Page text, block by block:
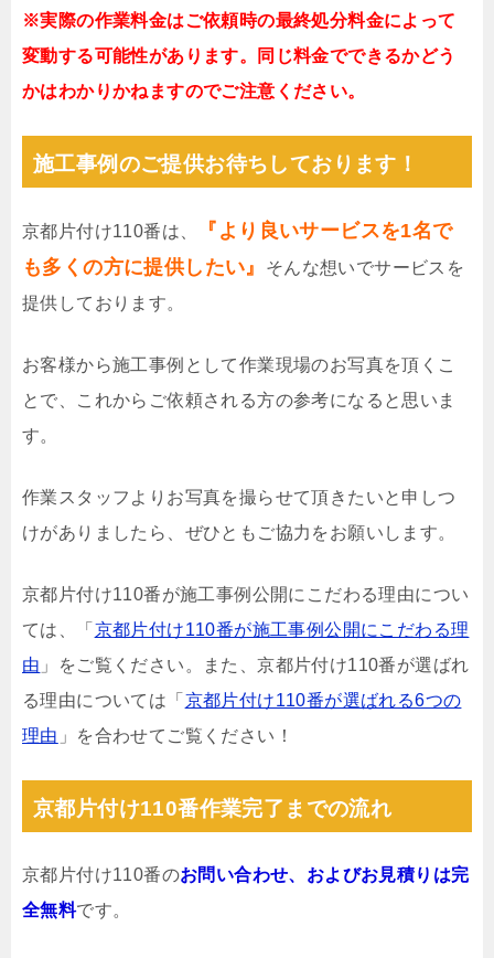
※実際の作業料金はご依頼時の最終処分料金によって
変動する可能性があります。同じ料金でできるかどう
かはわかりかねますのでご注意ください。
施工事例のご提供お待ちしております！
京都片付け110番は、
『より良いサービスを1名で
も多くの方に提供したい』
そんな想いでサービスを
提供しております。
お客様から施工事例として作業現場のお写真を頂くこ
とで、これからご依頼される方の参考になると思いま
す。
作業スタッフよりお写真を撮らせて頂きたいと申しつ
けがありましたら、ぜひともご協力をお願いします。
京都片付け110番が施工事例公開にこだわる理由につい
ては、「 京都片付け110番が施工事例公開にこだわる理
由 」をご覧ください。また、京都片付け110番が選ばれ
る理由については「 京都片付け110番が選ばれる6つの
理由 」を合わせてご覧ください！
京都片付け110番作業完了までの流れ
京都片付け110番のお問い合わせ、およびお見積りは完
全無料です。